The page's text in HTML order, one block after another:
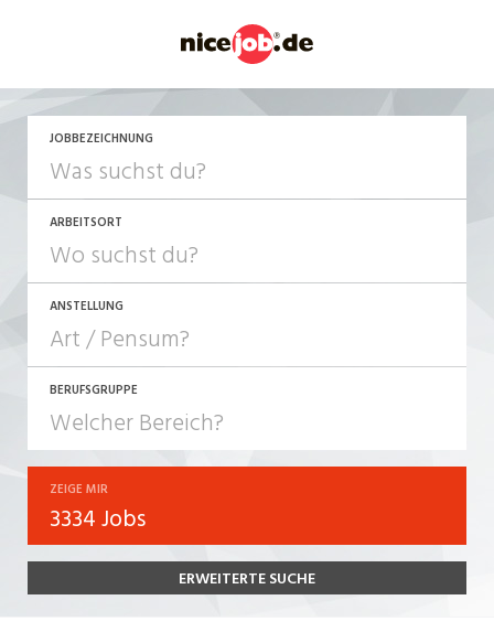
JOBBEZEICHNUNG
ARBEITSORT
ANSTELLUNG
JOB-TYP
Festanstellung
Temporär (befristet)
BERUFSGRUPPE
Bank, Versicherung
Bau, Handwerk, Elektro
Bildung, Kunst, Design, Soziale Berufe, Sport
ZEIGE MIR
3334 Jobs
ERWEITERTE SUCHE